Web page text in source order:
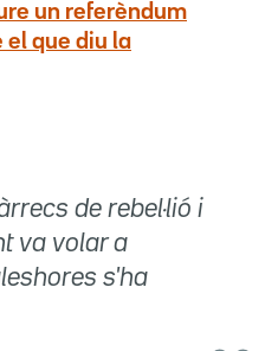
un referèndum
el que diu la
de rebel·lió i
va volar a
s'ha